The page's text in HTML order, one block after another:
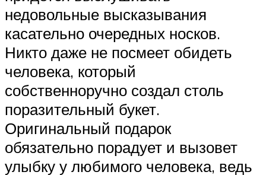
недовольные высказывания
касательно очередных носков.
Никто даже не посмеет обидеть
человека, который
собственноручно создал столь
поразительный букет.
Оригинальный подарок
обязательно порадует и вызовет
улыбку у любимого человека, ведь